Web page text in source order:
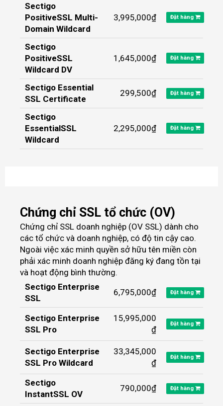
Sectigo
PositiveSSL Multi-
Domain Wildcard
3,995,000₫ Đặt hàng
Sectigo
PositiveSSL
Wildcard DV
1,645,000₫ Đặt hàng
Sectigo Essential
SSL Certificate
299,500₫ Đặt hàng
Sectigo
EssentialSSL
Wildcard
2,295,000₫ Đặt hàng
Chứng chỉ SSL tổ chức (OV)
Chứng chỉ SSL doanh nghiệp (OV SSL) dành cho
các tổ chức và doanh nghiệp, có độ tin cậy cao.
Ngoài việc xác minh quyền sở hữu tên miền còn
phải xác minh doanh nghiệp đăng ký đang tồn tại
và hoạt động bình thường.
Sectigo Enterprise
SSL
6,795,000₫ Đặt hàng
Sectigo Enterprise
SSL Pro
15,995,000
₫
Đặt hàng
Sectigo Enterprise
SSL Pro Wildcard
33,345,000
₫
Đặt hàng
Sectigo
InstantSSL OV
790,000₫ Đặt hàng